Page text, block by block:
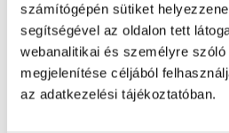
számítógépén sütiket
segítségével az oldalon tett
webanalitikai és személyre szóló
megjelenítése céljából
az adatkezelési tájékoztatóban.